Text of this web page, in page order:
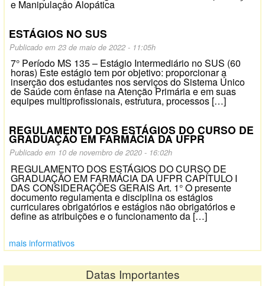
e Manipulação Alopática
ESTÁGIOS NO SUS
Publicado em 23 de maio de 2022 - 11:05h
7° Período MS 135 – Estágio Intermediário no SUS (60
horas) Este estágio tem por objetivo: proporcionar a
inserção dos estudantes nos serviços do Sistema Único
de Saúde com ênfase na Atenção Primária e em suas
equipes multiprofissionais, estrutura, processos […]
REGULAMENTO DOS ESTÁGIOS DO CURSO DE
GRADUAÇÃO EM FARMÁCIA DA UFPR
Publicado em 10 de novembro de 2020 - 16:02h
REGULAMENTO DOS ESTÁGIOS DO CURSO DE
GRADUAÇÃO EM FARMÁCIA DA UFPR CAPÍTULO I
DAS CONSIDERAÇÕES GERAIS Art. 1° O presente
documento regulamenta e disciplina os estágios
curriculares obrigatórios e estágios não obrigatórios e
define as atribuições e o funcionamento da […]
mais informativos
Datas Importantes